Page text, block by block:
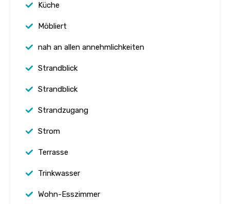
Küche
Möbliert
nah an allen annehmlichkeiten
Strandblick
Strandblick
Strandzugang
Strom
Terrasse
Trinkwasser
Wohn-Esszimmer